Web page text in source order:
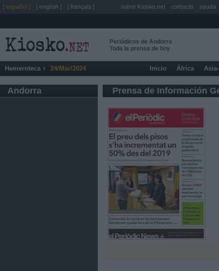
Periódicos de Andorra
Toda la prensa de hoy
Hemeroteca 24/Mar/2024 Inicio África
Andorra Prensa de Información
[ español ] [ english ] [ français ] sobre Kiosko.net contacto ayuda